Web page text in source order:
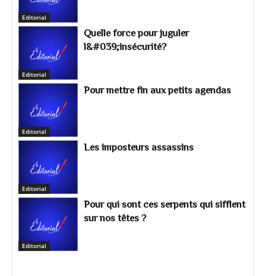
Editorial
Editorial
Quelle force pour juguler
l&#039;insécurité?
Editorial
Pour mettre fin aux petits agendas
Editorial
Les imposteurs assassins
Editorial
Pour qui sont ces serpents qui sifflent
sur nos têtes ?